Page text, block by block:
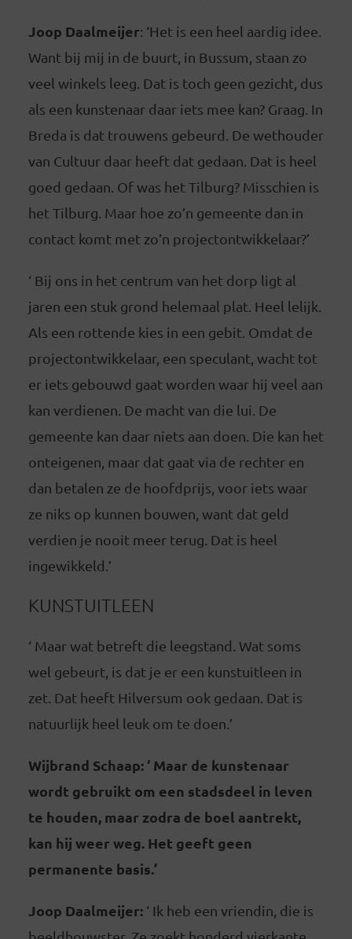
Joop Daalmeijer: ‘Het is een heel aardig idee.
Want bij mij in de buurt, in Bussum, staan zo
veel winkels leeg. Dat is toch geen gezicht, dus
als een kunstenaar daar iets mee kan? Graag. In
Breda is dat trouwens gebeurd. De wethouder
van Cultuur daar heeft dat gedaan. Dat is heel
goed gedaan. Of was het Tilburg? Misschien is
het Tilburg. Maar hoe zo’n gemeente dan in
contact komt met zo’n projectontwikkelaar?’
‘ Bij ons in het centrum van het dorp ligt al
jaren een stuk grond helemaal plat. Heel lelijk.
Als een rottende kies in een gebit. Omdat de
projectontwikkelaar, een speculant, wacht tot
er iets gebouwd gaat worden waar hij veel aan
kan verdienen. De macht van die lui. De
gemeente kan daar niets aan doen. Die kan het
onteigenen, maar dat gaat via de rechter en
dan betalen ze de hoofdprijs, voor iets waar
ze niks op kunnen bouwen, want dat geld
verdien je nooit meer terug. Dat is heel
ingewikkeld.’
KUNSTUITLEEN
‘ Maar wat betreft die leegstand. Wat soms
wel gebeurt, is dat je er een kunstuitleen in
zet. Dat heeft Hilversum ook gedaan. Dat is
natuurlijk heel leuk om te doen.’
Wijbrand Schaap: ‘ Maar de kunstenaar
wordt gebruikt om een stadsdeel in leven
te houden, maar zodra de boel aantrekt,
kan hij weer weg. Het geeft geen
permanente basis.’
Joop Daalmeijer:‘ Ik heb een vriendin, die is